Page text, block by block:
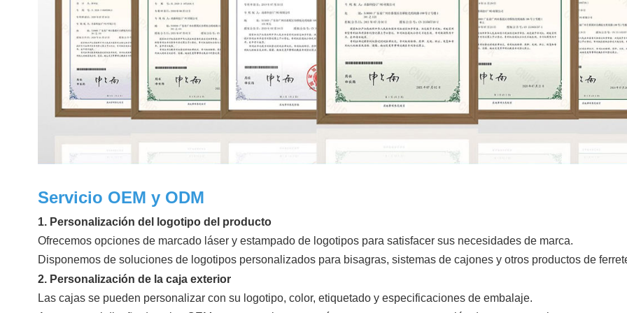
Servicio OEM y ODM
1. Personalización del logotipo del producto
Ofrecemos opciones de marcado láser y estampado de logotipos para satisfacer sus necesidades de marca.
Disponemos de soluciones de logotipos personalizados para bisagras, sistemas de cajones y otros productos de
2. Personalización de la caja exterior
Las cajas se pueden personalizar con su logotipo, color, etiquetado y especificaciones de embalaje.